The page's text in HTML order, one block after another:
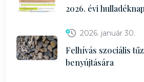
2026. évi
2026. január 30.
Felhívás szociális
benyújtására